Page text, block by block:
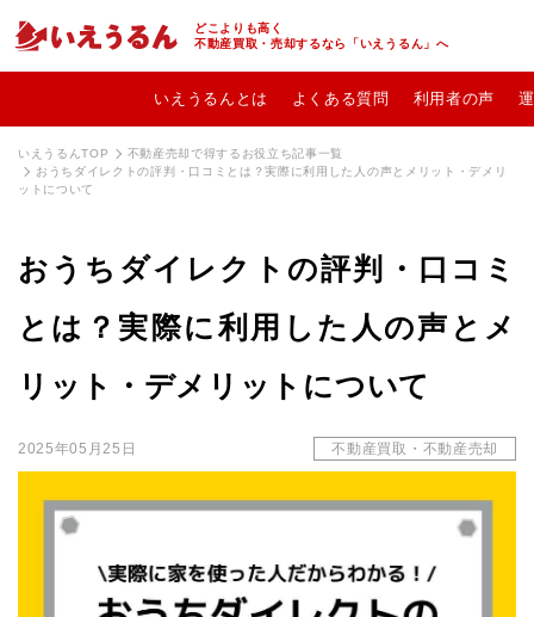
どこよりも高く
不動産買取・売却するなら「いえうるん」へ
いえうるんとは よくある質問 利用者の声
いえうるんTOP
不動産売却で得するお役立ち記事一覧
おうちダイレクトの評判・口コミとは？実際に利用した人の声とメリット・デメリ
ットについて
おうちダイレクトの評判・口コミ
とは？実際に利用した人の声とメ
リット・デメリットについて
2025年05月25日 不動産買取・不動産売却